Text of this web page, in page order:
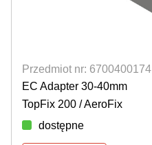
Przedmiot nr: 6700400174
EC Adapter 30-40mm
TopFix 200 / AeroFix
dostępne